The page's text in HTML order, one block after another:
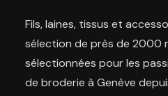
Fils, laines, tissus et
sélection de près de 2000
sélectionnées pour les
de broderie à Genève